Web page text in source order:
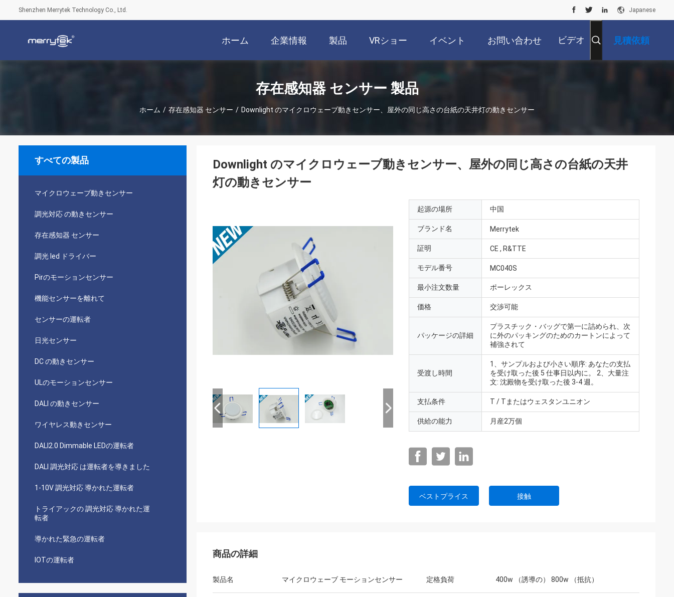
Shenzhen Merrytek Technology Co., Ltd. Japanese
ホーム 企業情報 製品 VRショー イベント お問い合わせ ビデオ 見積依頼
存在感知器 センサー 製品
ホーム / 存在感知器 センサー / Downlight のマイクロウェーブ動きセンサー、屋外の同じ高さの台紙の天井灯の動きセンサー
すべての製品
マイクロウェーブ動きセンサー
調光対応 の動きセンサー
存在感知器 センサー
調光 led ドライバー
Pirのモーションセンサー
機能センサーを離れて
センサーの運転者
日光センサー
DC の動きセンサー
ULのモーションセンサー
DALI の動きセンサー
ワイヤレス動きセンサー
DALI2.0 Dimmable LEDの運転者
DALI 調光対応 は運転者を導きました
1-10V 調光対応 導かれた運転者
トライアックの 調光対応 導かれた運
転者
導かれた緊急の運転者
IOTの運転者
Downlight のマイクロウェーブ動きセンサー、屋外の同じ高さの台紙の天井
灯の動きセンサー
起源の場所 中国
ブランド名 Merrytek
証明 CE , R&TTE
モデル番号 MC040S
最小注文数量 ポーレックス
価格 交渉可能
パッケージの詳細
プラスチック・バッグで第一に詰められ、次
に外のパッキングのためのカートンによって
補強されて
受渡し時間
1、サンプルおよび小さい順序: あなたの支払
を受け取った後 5 仕事日以内に。 2、大量注
文: 沈殿物を受け取った後 3-4 週。
支払条件 T / Tまたはウェスタンユニオン
供給の能力 月産2万個
ベストプライス 接触
商品の詳細
製品名 マイクロウェーブ モーションセンサー 定格負荷 400w （誘導の） 800w （抵抗）